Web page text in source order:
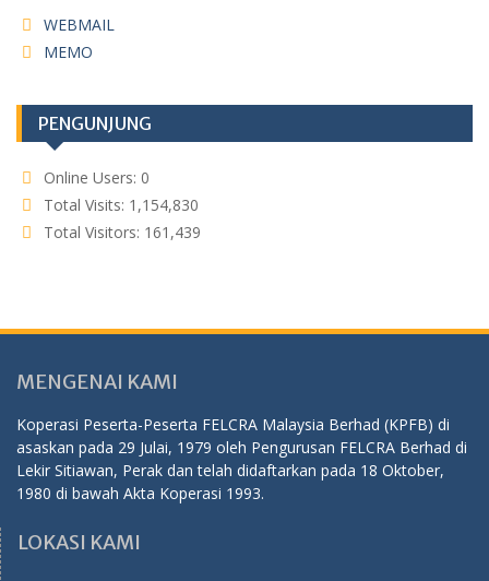
WEBMAIL
MEMO
PENGUNJUNG
Online Users: 0
Total Visits: 1,154,830
Total Visitors: 161,439
MENGENAI KAMI
Koperasi Peserta-Peserta FELCRA Malaysia Berhad (KPFB) di
asaskan pada 29 Julai, 1979 oleh Pengurusan FELCRA Berhad di
Lekir Sitiawan, Perak dan telah didaftarkan pada 18 Oktober,
1980 di bawah Akta Koperasi 1993.
LOKASI KAMI